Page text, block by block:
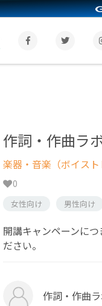
作詞・作曲ラ
楽器・音楽（ボイス
0
女性向け 男性向け
開講キャンペーンに
ださい。
作詞・作曲